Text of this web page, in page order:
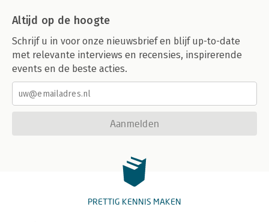
Altijd op de hoogte
Schrijf u in voor onze nieuwsbrief en blijf up-to-date
met relevante interviews en recensies, inspirerende
events en de beste acties.
Aanmelden
PRETTIG KENNIS MAKEN